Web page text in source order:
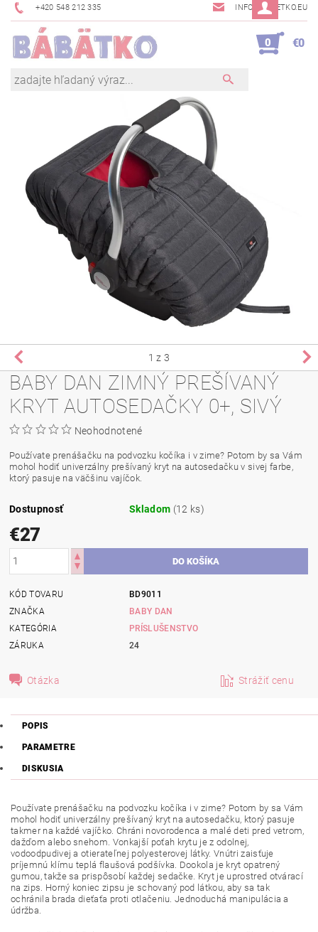
+420 548 212 335 INFO@BABETKO.EU
0 €0
1 z 3
BABY DAN ZIMNÝ PREŠÍVANÝ
KRYT AUTOSEDAČKY 0+, SIVÝ
Neohodnotené
Používate prenášačku na podvozku kočíka i v zime? Potom by sa Vám
mohol hodiť univerzálny prešívaný kryt na autosedačku v sivej farbe,
ktorý pasuje na väčšinu vajíčok.
Dostupnosť Skladom (12 ks)
€27
KÓD TOVARU
BD9011
ZNAČKA
BABY DAN
KATEGÓRIA
PRÍSLUŠENSTVO
ZÁRUKA
24
Otázka Strážiť cenu
POPIS
PARAMETRE
DISKUSIA
Používate prenášačku na podvozku kočíka i v zime? Potom by sa Vám
mohol hodiť univerzálny prešívaný kryt na autosedačku, ktorý pasuje
takmer na každé vajíčko. Chráni novorodenca a malé deti pred vetrom,
dažďom alebo snehom. Vonkajší poťah krytu je z odolnej,
vodoodpudivej a otierateľnej polyesterovej látky. Vnútri zaisťuje
príjemnú klímu teplá flaušová podšívka. Dookola je kryt opatrený
gumou, takže sa prispôsobí každej sedačke. Kryt je uprostred otvárací
na zips. Horný koniec zipsu je schovaný pod látkou, aby sa tak
ochránila brada dieťaťa proti otlačeniu. Jednoduchá manipulácia a
údržba.